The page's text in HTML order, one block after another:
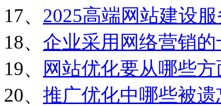
17、 2025高端网站建设
18、 企业采用网络营销
19、
网站优化要从哪些
20、 推广优化中哪些被